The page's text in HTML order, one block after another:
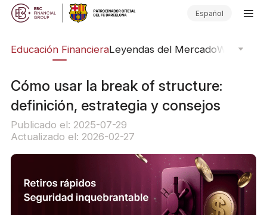
Español
Educación FinancieraLeyendas del MercadoWebinars
Cómo usar la break of structure:
definición, estrategia y consejos
Publicado el: 2025-07-29
Actualizado el: 2026-02-27